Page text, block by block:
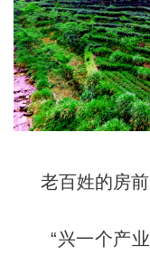
老百姓的房
“兴一个产业